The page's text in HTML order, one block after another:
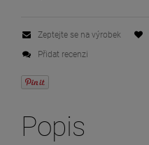
Zeptejte se na výrobek
Přidat recenzi
Popis